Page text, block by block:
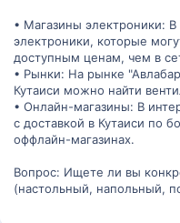
• Магазины электроники: В
электроники, которые
доступным ценам, чем в
• Рынки: На рынке
Кутаиси можно найти
• Онлайн-магазины: В
с доставкой в Кутаиси по
оффлайн-магазинах.
Вопрос: Ищете ли вы
(настольный, напольный,